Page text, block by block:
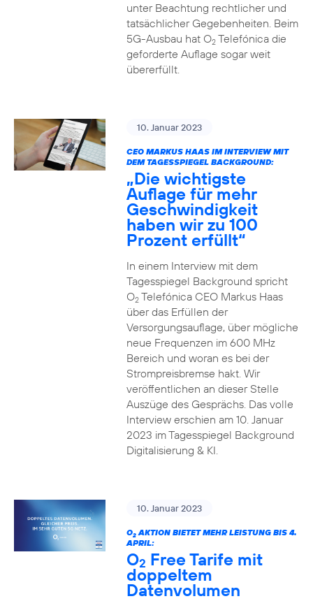
unter Beachtung rechtlicher und
tatsächlicher Gegebenheiten. Beim
5G-Ausbau hat O2Telefónica die
geforderte Auflage sogar weit
übererfüllt.
10. Januar 2023
CEO MARKUS HAAS IM INTERVIEW MIT
DEM TAGESSPIEGEL BACKGROUND:
„Die wichtigste
Auflage für mehr
Geschwindigkeit
haben wir zu 100
Prozent erfüllt“
In einem Interview mit dem
Tagesspiegel Background spricht
O2Telefónica CEO Markus Haas
über das Erfüllen der
Versorgungsauflage, über mögliche
neue Frequenzen im 600 MHz
Bereich und woran es bei der
Strompreisbremse hakt. Wir
veröffentlichen an dieser Stelle
Auszüge des Gesprächs. Das volle
Interview erschien am 10. Januar
2023 im Tagesspiegel Background
Digitalisierung & KI.
10. Januar 2023
O2AKTION BIETET MEHR LEISTUNG BIS 4.
APRIL:
O2 Free Tarife mit
doppeltem
Datenvolumen